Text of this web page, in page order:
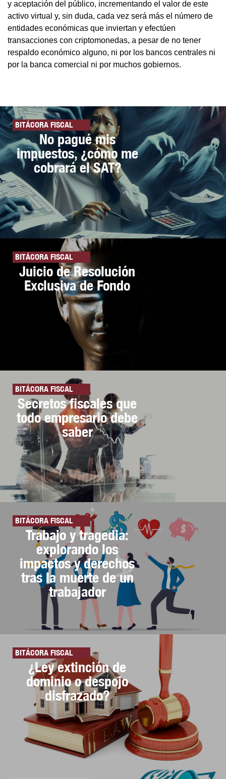
y aceptación del público, incrementando el valor de este
activo virtual y, sin duda, cada vez será más el número de
entidades económicas que inviertan y efectúen
transacciones con criptomonedas, a pesar de no tener
respaldo económico alguno, ni por los bancos centrales ni
por la banca comercial ni por muchos gobiernos.
BITÁCORA FISCAL
No pagué mis
impuestos, ¿cómo me
cobrará el SAT?
BITÁCORA FISCAL
Juicio de Resolución
Exclusiva de Fondo
BITÁCORA FISCAL
Secretos fiscales que
todo empresario debe
saber
BITÁCORA FISCAL
Trabajo y tragedia:
explorando los
impactos y derechos
tras la muerte de un
trabajador
BITÁCORA FISCAL
¿Ley extinción de
dominio o despojo
disfrazado?